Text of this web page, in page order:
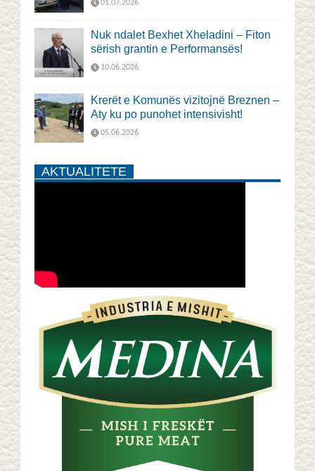
01.07.2026
Nuk ndalet Bexhet Xheladini – Fiton
sërish grantin e Performansës!
10.06.2026
Krerët e Komunës vizitojnë Breznen –
Aty ku po punohet intensivisht!
05.06.2026
AKTUALITETE